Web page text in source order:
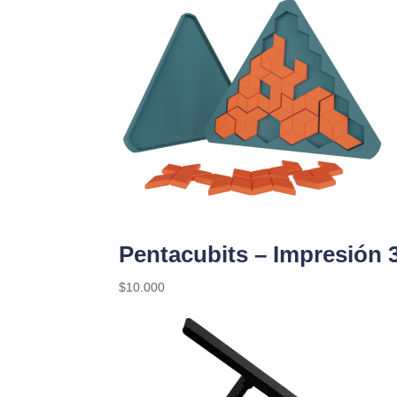
Pentacubits – Impresión
$10.000